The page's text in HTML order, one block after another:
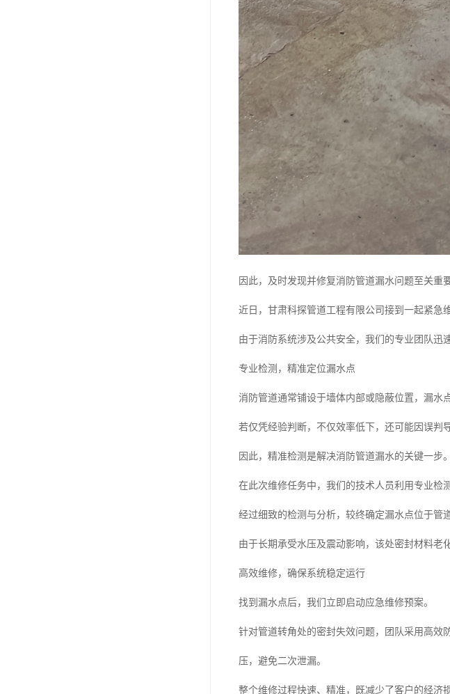
因此，及时发现并修复消防管道漏水问题至关重要
近日，甘肃科探管道工程有限公司接到一起紧急
由于消防系统涉及公共安全，我们的专业团队迅
专业检测，精准定位漏水点
消防管道通常铺设于墙体内部或隐蔽位置，漏水
若仅凭经验判断，不仅效率低下，还可能因误判
因此，精准检测是解决消防管道漏水的关键一步。
在此次维修任务中，我们的技术人员利用专业检
经过细致的检测与分析，较终确定漏水点位于管
由于长期承受水压及震动影响，该处密封材料老
高效维修，确保系统稳定运行
找到漏水点后，我们立即启动应急维修预案。
针对管道转角处的密封失效问题，团队采用高效
压，避免二次泄漏。
整个维修过程快速、精准，既减少了客户的经济